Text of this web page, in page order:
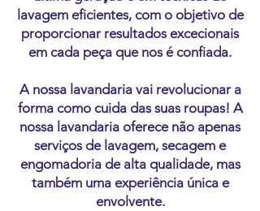
lavagem eficientes, com o objetivo de
proporcionar resultados excecionais
em cada peça que nos é confiada.
A nossa lavandaria vai revolucionar a
forma como cuida das suas roupas! A
nossa lavandaria oferece não apenas
serviços de lavagem, secagem e
engomadoria de alta qualidade, mas
também uma experiência única e
envolvente.